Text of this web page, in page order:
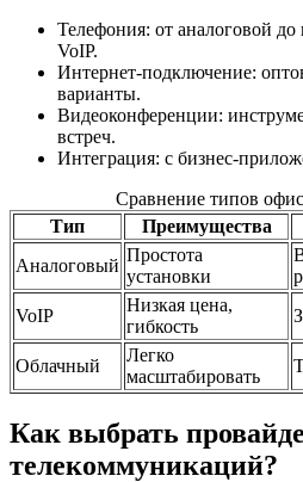
Телефония: от аналоговой
VoIP.
Интернет-подключение:
варианты.
Видеоконференции:
встреч.
Интеграция: с бизнес-
Сравнение типов
Тип
Преимущества
Аналоговый
Простота
установки
VoIP
Низкая цена,
гибкость
Облачный
Легко
масштабировать
Как выбрать
телекоммуникаций?